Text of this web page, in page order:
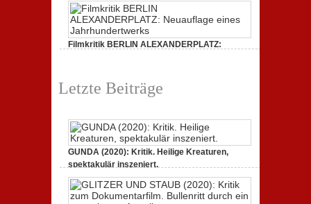
unmissverständlich.
(2020)
zur
dreht
durch
Filmkritik BERLIN ALEXANDERPLATZ:
Letzte Beiträge
GUNDA (2020): Kritik. Heilige Kreaturen,
spektakulär inszeniert.
GUNDA
(2020):
Kritik.